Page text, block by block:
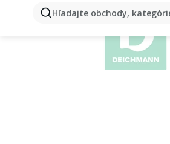
Hľadajte obchody,